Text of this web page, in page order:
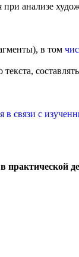
анализе
в том
в связи с
практической